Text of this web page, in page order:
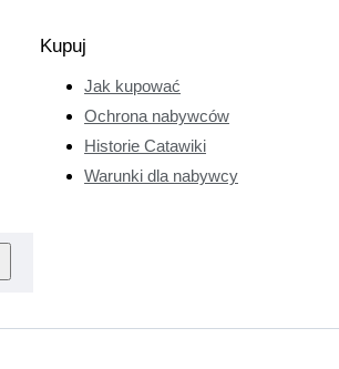
Kupuj
Jak kupować
Ochrona nabywców
Historie Catawiki
Warunki dla nabywcy